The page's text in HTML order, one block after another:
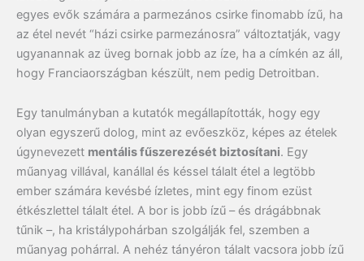
egyes evők számára a parmezános csirke finomabb ízű, ha
az étel nevét “házi csirke parmezánosra” változtatják, vagy
ugyanannak az üveg bornak jobb az íze, ha a címkén az áll,
hogy Franciaországban készült, nem pedig Detroitban.
Egy tanulmányban a kutatók megállapították, hogy egy
olyan egyszerű dolog, mint az evőeszköz, képes az ételek
úgynevezett mentális fűszerezését biztosítani. Egy
műanyag villával, kanállal és késsel tálalt étel a legtöbb
ember számára kevésbé ízletes, mint egy finom ezüst
étkészlettel tálalt étel. A bor is jobb ízű – és drágábbnak
tűnik –, ha kristálypohárban szolgálják fel, szemben a
műanyag pohárral. A nehéz tányéron tálalt vacsora jobb ízű